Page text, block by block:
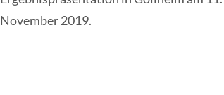
November 2019.